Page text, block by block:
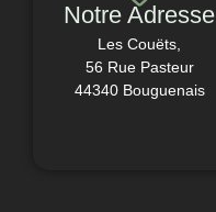
Notre Adresse
Les Couëts,
56 Rue Pasteur
44340 Bouguenais